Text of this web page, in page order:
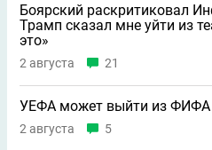
Боярский раскритиковал
Трамп сказал мне уйти из
это»
2 августа 21
УЕФА может выйти из ФИФА
2 августа 5